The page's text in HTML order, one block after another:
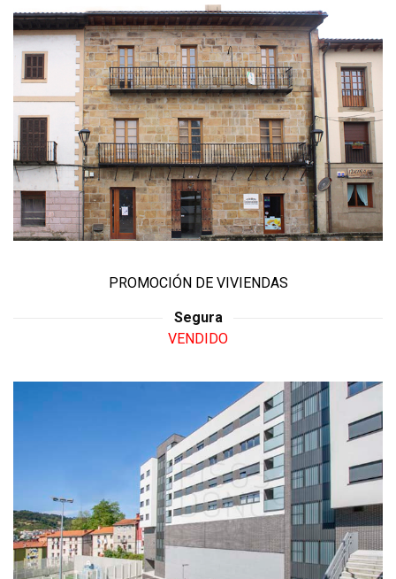
PROMOCIÓN DE VIVIENDAS
Segura
VENDIDO